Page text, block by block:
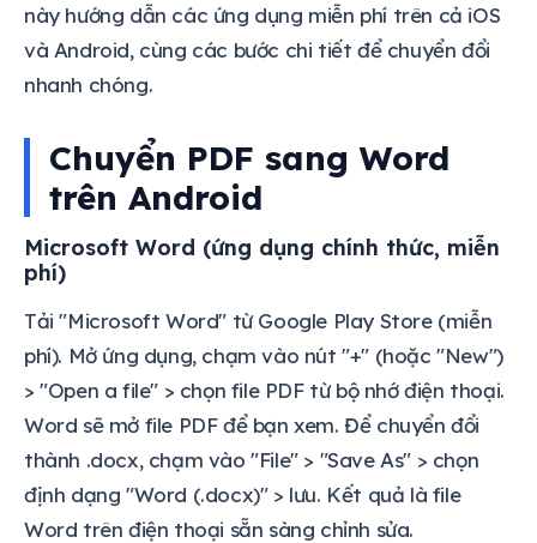
này hướng dẫn các ứng dụng miễn phí trên cả iOS
và Android, cùng các bước chi tiết để chuyển đổi
nhanh chóng.
Chuyển PDF sang Word
trên Android
Microsoft Word (ứng dụng chính thức, miễn
phí)
Tải "Microsoft Word" từ Google Play Store (miễn
phí). Mở ứng dụng, chạm vào nút "+" (hoặc "New")
> "Open a file" > chọn file PDF từ bộ nhớ điện thoại.
Word sẽ mở file PDF để bạn xem. Để chuyển đổi
thành .docx, chạm vào "File" > "Save As" > chọn
định dạng "Word (.docx)" > lưu. Kết quả là file
Word trên điện thoại sẵn sàng chỉnh sửa.